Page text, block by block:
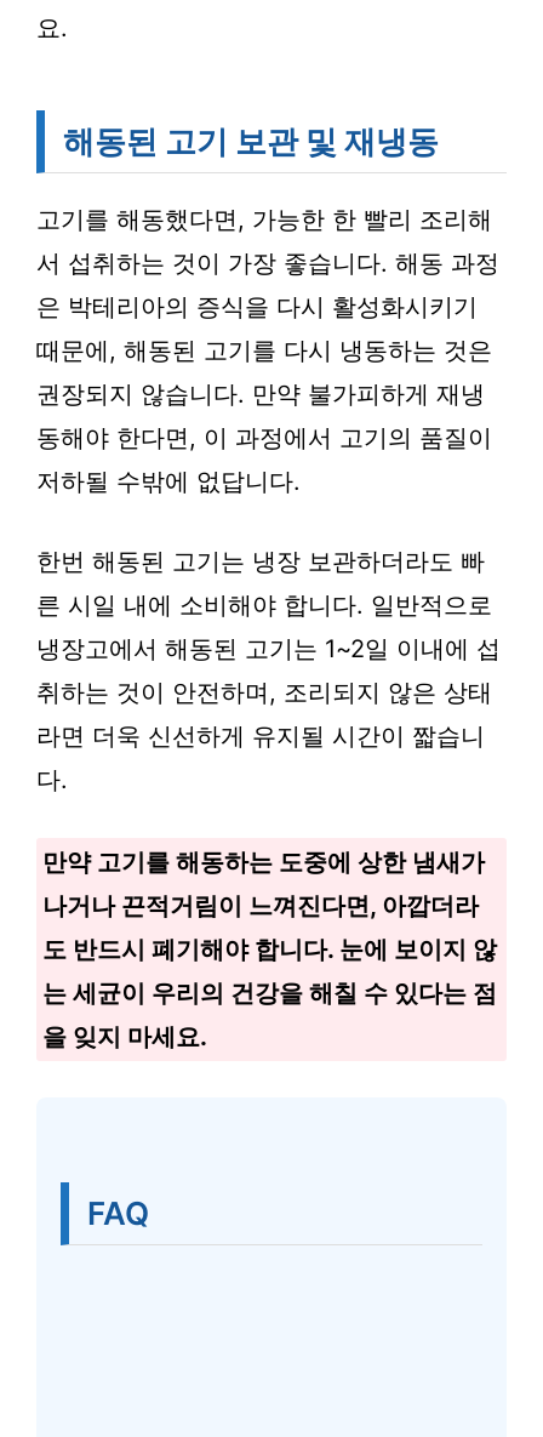
요.
해동된 고기 보관 및 재냉동
고기를 해동했다면, 가능한 한 빨리 조리해
서 섭취하는 것이 가장 좋습니다. 해동 과정
은 박테리아의 증식을 다시 활성화시키기
때문에, 해동된 고기를 다시 냉동하는 것은
권장되지 않습니다. 만약 불가피하게 재냉
동해야 한다면, 이 과정에서 고기의 품질이
저하될 수밖에 없답니다.
한번 해동된 고기는 냉장 보관하더라도 빠
른 시일 내에 소비해야 합니다. 일반적으로
냉장고에서 해동된 고기는 1~2일 이내에 섭
취하는 것이 안전하며, 조리되지 않은 상태
라면 더욱 신선하게 유지될 시간이 짧습니
다.
만약 고기를 해동하는 도중에 상한 냄새가
나거나 끈적거림이 느껴진다면, 아깝더라
도 반드시 폐기해야 합니다. 눈에 보이지 않
는 세균이 우리의 건강을 해칠 수 있다는 점
을 잊지 마세요.
FAQ